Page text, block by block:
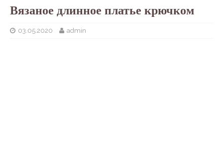
Вязаное длинное платье крючком
03.05.2020 admin